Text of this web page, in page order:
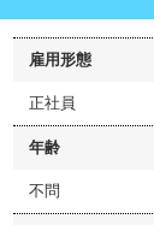
雇用形態
正社員
年齢
不問